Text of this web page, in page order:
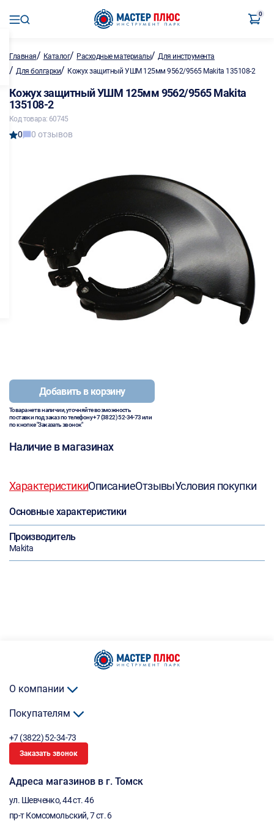
0
Главная/ Каталог/ Расходные материалы/Для инструмента
/ Для болгарки/ Кожух защитный УШМ 125мм 9562/9565 Makita 135108-2
Кожух защитный УШМ 125мм 9562/9565 Makita
135108-2
Код товара: 60745
0 0 отзывов
Добавить в корзину
Товара нет в наличии, уточняйте возможность
поставки под заказ по телефону+7 (3822) 52-34-73или
по кнопке "Заказать звонок"
Наличие в магазинах
ХарактеристикиОписаниеОтзывыУсловия покупки
Основные характеристики
Производитель
Makita
О компании
Покупателям
+7 (3822) 52-34-73
Заказать звонок
Адреса магазинов в г. Томск
ул. Шевченко, 44 ст. 46
пр-т Комсомольский, 7 ст. 6